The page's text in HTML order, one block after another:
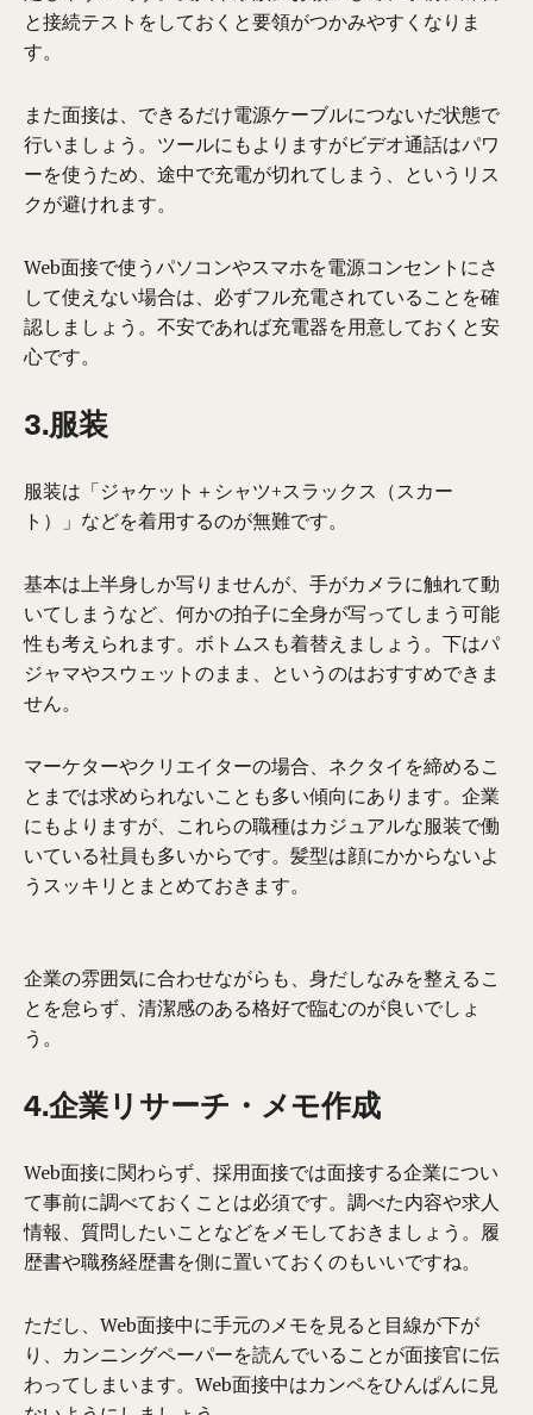
と接続テストをしてお くと要領がつかみやすくなりま
す。
また面接は、できるだけ電源ケーブルにつないだ状態で
行いましょう。ツールにもよりますがビデオ通話はパワ
ーを使うため、途中で充電が切れてしまう、というリス
クが避けれます。
Web面接で使うパソコンやスマホを電源コンセントにさ
して使えない場合は、必ずフル充電されていることを確
認し ましょう。不安であれば充電器を用意しておくと安
心です。
3.服装
服装は「ジャケット＋ シャツ+スラックス （スカー
ト）」 などを着用するのが無難です。
基本は上半身しか写りませんが、手がカメラに触れて動
いてしま うなど、何かの拍子に全身が写ってしまう可能
性も考え られます。ボトムスも着替えましょう。下はパ
ジャマやスウェットのまま、というのはおすすめできま
せん。
マーケターやクリエイターの場合、ネクタイを締めるこ
とまでは求められないことも多い傾向にあります。企業
にもよりますが、これらの職種はカジュアルな服装で働
いている社員も多いからです。髪型は顔にかからないよ
うスッキリとまとめておきます。
企業の雰囲気に合わせながらも、身だしなみを整えるこ
とを怠らず、清潔感のある格好で臨むのが良いでしょ
う。
4.企業リサーチ・メモ作成
Web面接に関わらず、採用面接では面接する企業につい
て事前に調べておくことは必須です。調べた内容や求人
情報、 質問したいことなどをメモしておきましょう。 履
歴書や職務経歴書を側に置いておくのもいいですね。
ただし、Web面接中に手元のメモを見ると目線が下が
り、カンニングペーパーを読んでいることが面接官に伝
わってしまいます。Web面接中はカンペをひんぱんに見